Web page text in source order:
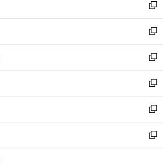
く
で
開
く
ド
ウ
で
開
く
ィ
ン
ド
ウ
で
開
く
い
ウ
ィ
ン
ド
ウ
で
開
く
新
し
い
ウ
ィ
ン
ド
ウ
で
開
く
新
し
い
ウ
ィ
ン
ド
ウ
で
開
新
し
い
ウ
ィ
ン
ド
ウ
新
し
い
ウ
ィ
ン
新
し
い
ウ
新
し